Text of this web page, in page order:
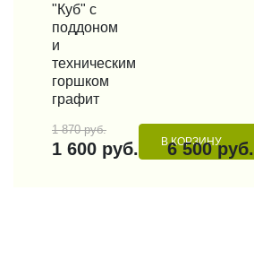
"Куб" с
поддоном
и
техническим
горшком
графит
1 870 руб.
1 600 руб. В КОРЗИНУ
6 500 руб.